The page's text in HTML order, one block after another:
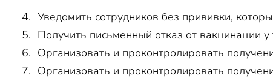
Уведомить сотрудников без прививки,
Получить письменный отказ от вакцинации
Организовать и проконтролировать
Организовать и проконтролировать